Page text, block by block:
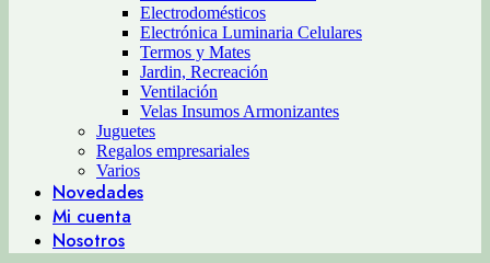
Electrodomésticos
Electrónica Luminaria Celulares
Termos y Mates
Jardin, Recreación
Ventilación
Velas Insumos Armonizantes
Juguetes
Regalos empresariales
Varios
Novedades
Mi cuenta
Nosotros